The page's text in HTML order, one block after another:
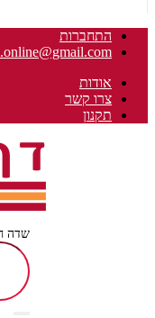
התחברות
אודות
צרו קשר
תקנון
שדה